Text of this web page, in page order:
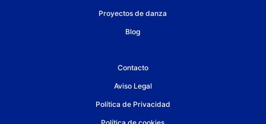
Proyectos de danza
Blog
Contacto
Aviso Legal
Política de Privacidad